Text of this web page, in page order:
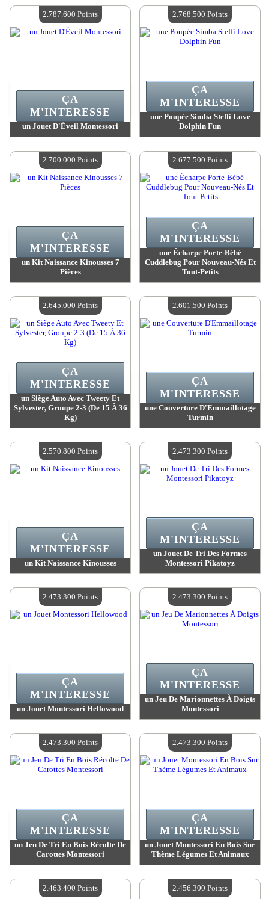
Quantité Disponible :4
Quantité Disponible :4
un Jouet D'Éveil Montessori
Quantité Disponible :4
ÇA
M'INTERESSE
2.787.600 Points
une Poupée Simba Steffi Love
Dolphin Fun
Quantité Disponible :4
ÇA
M'INTERESSE
2.768.500 Points
un Kit Naissance Kinousses 7
Pièces
Quantité Disponible :4
ÇA
M'INTERESSE
2.700.000 Points
une Écharpe Porte-Bébé
Cuddlebug Pour Nouveau-Nés Et
Tout-Petits
Quantité Disponible :4
ÇA
M'INTERESSE
2.677.500 Points
un Siège Auto Avec Tweety Et
Sylvester, Groupe 2-3 (De 15 À 36
Kg)
Quantité Disponible :4
ÇA
M'INTERESSE
2.645.000 Points
une Couverture D'Emmaillotage
Turmin
Quantité Disponible :4
ÇA
M'INTERESSE
2.601.500 Points
un Kit Naissance Kinousses
Quantité Disponible :4
ÇA
M'INTERESSE
2.570.800 Points
un Jouet De Tri Des Formes
Montessori Pikatoyz
Quantité Disponible :4
ÇA
M'INTERESSE
2.473.300 Points
un Jouet Montessori Hellowood
Quantité Disponible :4
ÇA
M'INTERESSE
2.473.300 Points
un Jeu De Marionnettes À Doigts
Montessori
Quantité Disponible :4
ÇA
M'INTERESSE
2.473.300 Points
un Jeu De Tri En Bois Récolte De
Carottes Montessori
Quantité Disponible :4
ÇA
M'INTERESSE
2.473.300 Points
un Jouet Montessori En Bois Sur
Thème Légumes Et Animaux
Quantité Disponible :4
ÇA
M'INTERESSE
2.473.300 Points
2.463.400 Points 2.456.300 Points